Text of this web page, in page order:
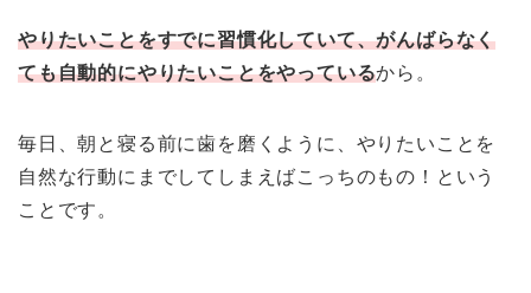
やりたいことをすでに習慣化していて、がんばらなく
ても自動的にやりたいことをやっているから。
毎日、朝と寝る前に歯を磨くように、やりたいことを
自然な行動にまでしてしまえばこっちのもの！という
ことです。